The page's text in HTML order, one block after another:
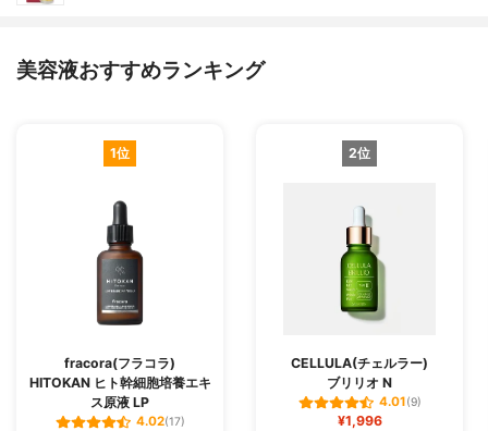
美容液おすすめランキング
1位
fracora(フラコラ)
HITOKAN ヒト幹細胞培養エキ
ス原液 LP
4.02(17)
2位
CELLULA(チェルラー)
ブリリオ N
4.01(9)
¥1,996